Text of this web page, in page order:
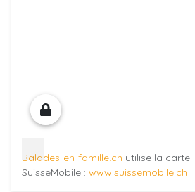
Balades-en-famille.ch utilise la carte
SuisseMobile : www.suissemobile.ch